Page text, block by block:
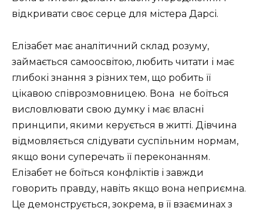
відкривати своє серце для містера Дарсі.
Елізабет має аналітичний склад розуму,
займається самоосвітою, любить читати і має
глибокі знання з різних тем, що робить її
цікавою співрозмовницею. Вона не боїться
висловлювати свою думку і має власні
принципи, якими керується в житті. Дівчина
відмовляється слідувати суспільним нормам,
якщо вони суперечать її переконанням.
Елізабет не боїться конфліктів і завжди
говорить правду, навіть якщо вона неприємна.
Це демонструється, зокрема, в її взаєминах з